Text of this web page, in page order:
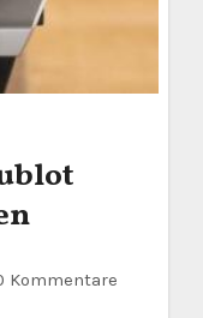
Kommentare